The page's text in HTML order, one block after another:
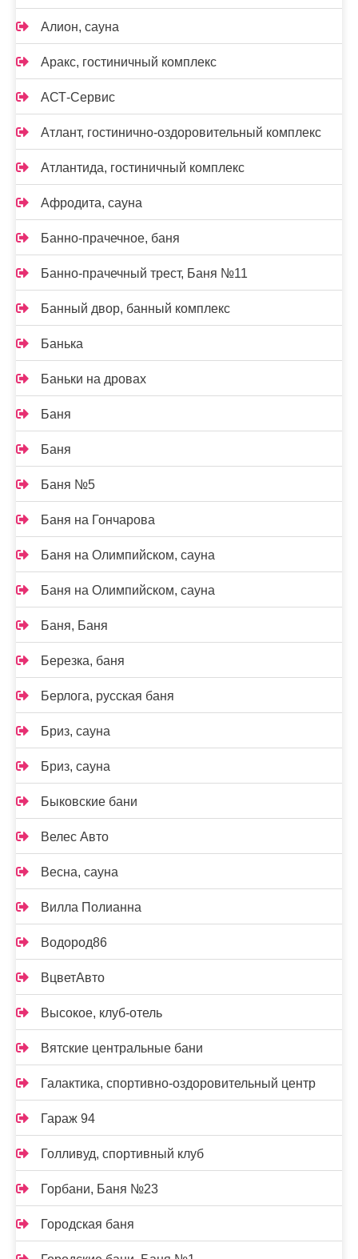
Алион, сауна
Аракс, гостиничный комплекс
АСТ-Сервис
Атлант, гостинично-оздоровительный комплекс
Атлантида, гостиничный комплекс
Афродита, сауна
Банно-прачечное, баня
Банно-прачечный трест, Баня №11
Банный двор, банный комплекс
Банька
Баньки на дровах
Баня
Баня
Баня №5
Баня на Гончарова
Баня на Олимпийском, сауна
Баня на Олимпийском, сауна
Баня, Баня
Березка, баня
Берлога, русская баня
Бриз, сауна
Бриз, сауна
Быковские бани
Велес Авто
Весна, сауна
Вилла Полианна
Водород86
ВцветАвто
Высокое, клуб-отель
Вятские центральные бани
Галактика, спортивно-оздоровительный центр
Гараж 94
Голливуд, спортивный клуб
Горбани, Баня №23
Городская баня